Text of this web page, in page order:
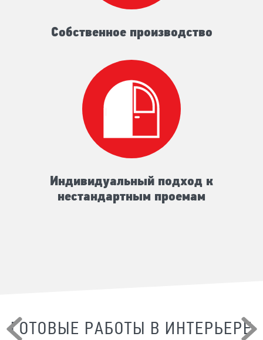
Собственное производство
Индивидуальный подход к
нестандартным проемам
ГОТОВЫЕ РАБОТЫ В ИНТЕРЬЕРЕ